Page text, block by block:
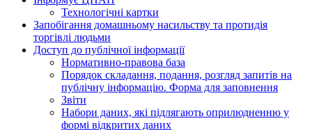
Технологічні картки
Запобігання домашньому насильству та протидія
торгівлі людьми
Доступ до публічної інформації
Нормативно-правова база
Порядок складання, подання, розгляд запитів на
публічну інформацію. Форма для заповнення
Звіти
Набори даних, які підлягають оприлюдненню у
формі відкритих даних